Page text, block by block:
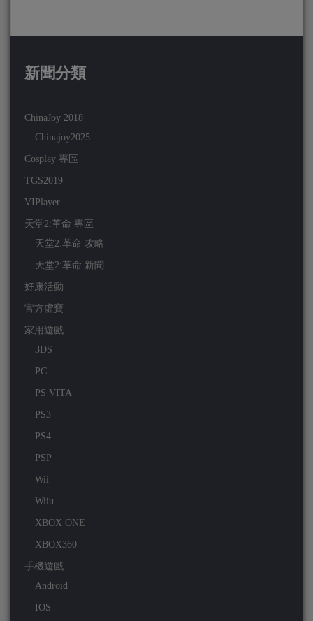
新聞分類
ChinaJoy 2018
Chinajoy2025
Cosplay 專區
TGS2019
VIPlayer
天堂2:革命 專區
天堂2:革命 攻略
天堂2:革命 新聞
好康活動
官方虛寶
家用遊戲
3DS
PC
PS VITA
PS3
PS4
PSP
Wii
Wiiu
XBOX ONE
XBOX360
手機遊戲
Android
IOS